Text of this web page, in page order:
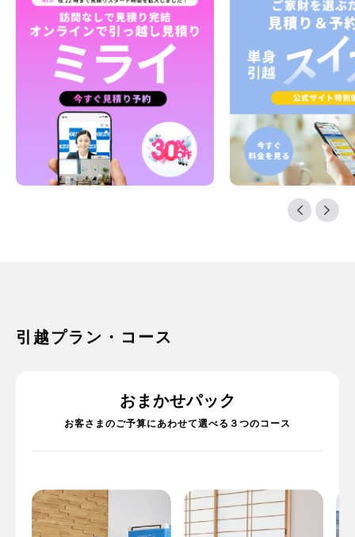
引越プラン・コース
おまかせパック
お客さまのご予算にあわせて選べる３つのコース